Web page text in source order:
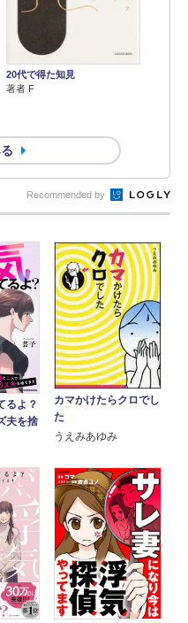
20代で得た知見
著者 F
Recommended by
るよ？
夫を捨
カマかけたらクロでし
た
うえみあゆみ